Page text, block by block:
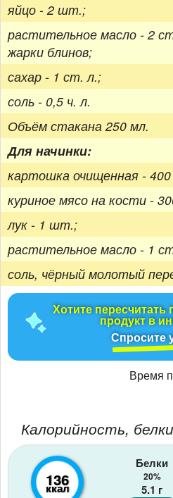
яйцо - 2 шт.;
растительное масло - 2
жарки блинов;
сахар - 1 ст. л.;
соль - 0,5 ч. л.
Объём стакана 250 мл.
Для начинки:
картошка очищенная - 400
куриное мясо на кости -
лук - 1 шт.;
растительное масло - 1
соль, чёрный молотый
Хотите
продукт в
Спросите
Время
Калорийность,
136
ккал
Белки
20%
5.1 г